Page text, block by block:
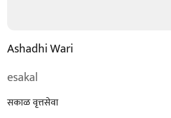
Ashadhi Wari
esakal
सकाळ वृत्तसेवा